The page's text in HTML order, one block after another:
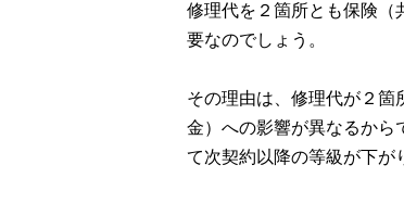
修理代を２箇所とも保険（
要なのでしょう。
その理由は、修理代が２箇
金）への影響が異なるから
て次契約以降の等級が下が